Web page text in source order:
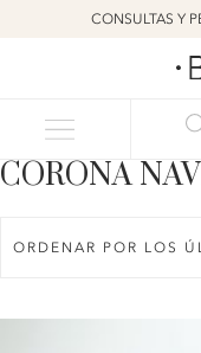
CONSULTAS Y
CORONA